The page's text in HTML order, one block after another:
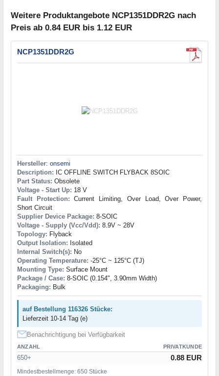
Weitere Produktangebote NCP1351DDR2G nach
Preis ab 0.84 EUR bis 1.12 EUR
NCP1351DDR2G
Hersteller: onsemi
Description: IC OFFLINE SWITCH FLYBACK 8SOIC
Part Status: Obsolete
Voltage - Start Up: 18 V
Fault Protection: Current Limiting, Over Load, Over Power,
Short Circuit
Supplier Device Package: 8-SOIC
Voltage - Supply (Vcc/Vdd): 8.9V ~ 28V
Topology: Flyback
Output Isolation: Isolated
Internal Switch(s): No
Operating Temperature: -25°C ~ 125°C (TJ)
Mounting Type: Surface Mount
Package / Case: 8-SOIC (0.154", 3.90mm Width)
Packaging: Bulk
auf Bestellung 116326 Stücke:
Lieferzeit 10-14 Tag (e)
Benachrichtigung bei Verfügbarkeit
ANZAHL PRIVATKUNDE
650+ 0.88 EUR
Mindestbestellmenge: 650 Stücke